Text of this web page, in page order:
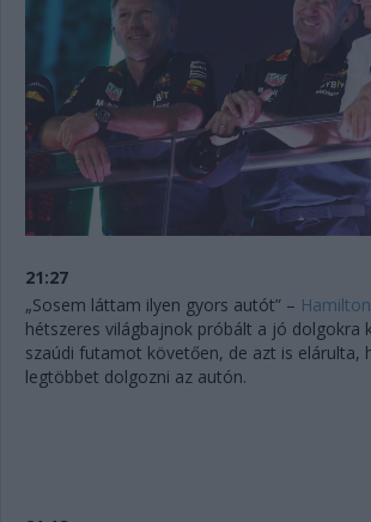
21:27
„Sosem láttam ilyen gyors autót” –
hétszeres világbajnok próbált a jó dolgokra
szaúdi futamot követően, de azt is elárulta,
legtöbbet dolgozni az autón.